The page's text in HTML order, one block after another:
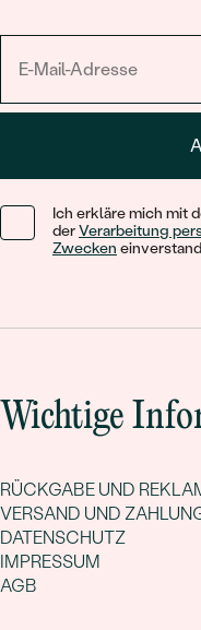
Ich erkläre mich mit
derVerarbeitung
Zwecken
Wichtige
RÜCKGABE UND
VERSAND UND
DATENSCHUTZ
IMPRESSUM
AGB